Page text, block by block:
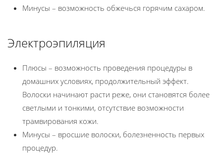
Минусы – возможность обжечься горячим сахаром.
Электроэпиляция
Плюсы – возможность проведения процедуры в
домашних условиях, продолжительный эффект.
Волоски начинают расти реже, они становятся более
светлыми и тонкими, отсутствие возможности
трамвирования кожи.
Минусы – вросшие волоски, болезненность первых
процедур.